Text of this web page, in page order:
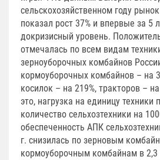
сельскохозяйственном году
показал рост 37% и впервые за 5
докризисный уровень.
отмечалась по всем видам
зерноуборочных комбайнов
кормоуборочных комбайнов – на
косилок – на 219%, тракторов –
это, нагрузка на единицу техники
количество сельхозтехники на
обеспеченность АПК
г. снизилась по зерновым
кормоуборочным комбайнам в 2,3